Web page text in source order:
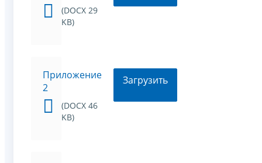
(DOCX 29
KB)
Приложение
2
(DOCX 46
KB)
Загрузить